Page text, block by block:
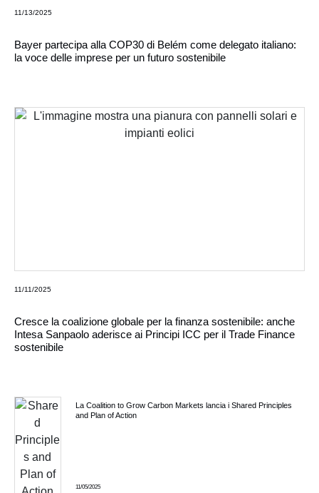
11/13/2025
Bayer partecipa alla COP30 di Belém come delegato italiano:
la voce delle imprese per un futuro sostenibile
11/11/2025
Cresce la coalizione globale per la finanza sostenibile: anche
Intesa Sanpaolo aderisce ai Principi ICC per il Trade Finance
sostenibile
La Coalition to Grow Carbon Markets lancia i Shared Principles
and Plan of Action
11/05/2025